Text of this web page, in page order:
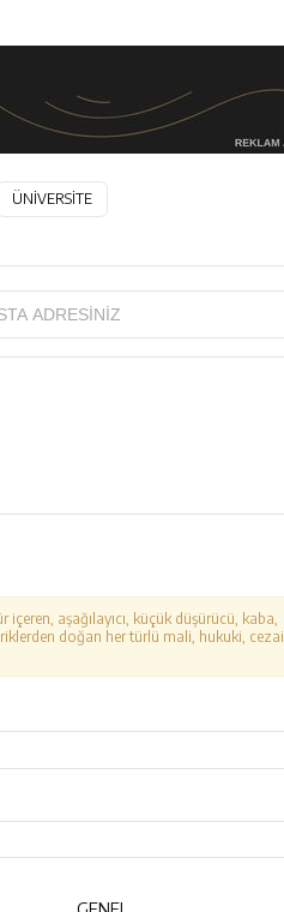
ÜNİVERSİTE
aşağılayıcı, küçük düşürücü, kaba,
doğan her türlü mali, hukuki, cezai,